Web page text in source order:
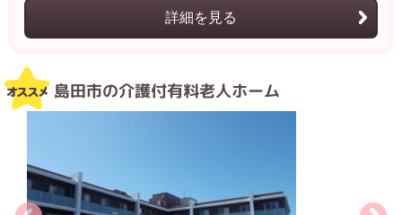
詳細を見る
島田市の介護付有料老人ホーム